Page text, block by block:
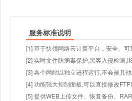
服务标准说明
[1] 基于快领网络云计算平台，安全、可
[2] 实时文件防病毒保护,黑客入侵检测
[3] 各个网站以独立进程运行,不会被其
[4] 功能强大控制面板,可以直接修改
[5] 提供WEB上传文件、恢复备份、